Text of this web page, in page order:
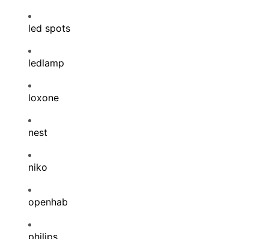
led spots
ledlamp
loxone
nest
niko
openhab
philips